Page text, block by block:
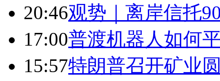
20:46观势｜离岸信托
17:00普渡机器人如何
15:57特朗普召开矿业